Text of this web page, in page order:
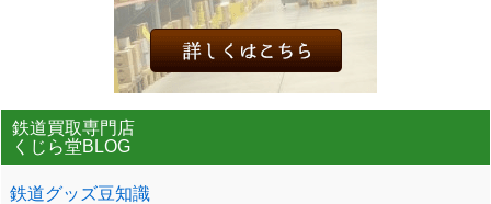
鉄道買取専門店
くじら堂BLOG
鉄道グッズ豆知識